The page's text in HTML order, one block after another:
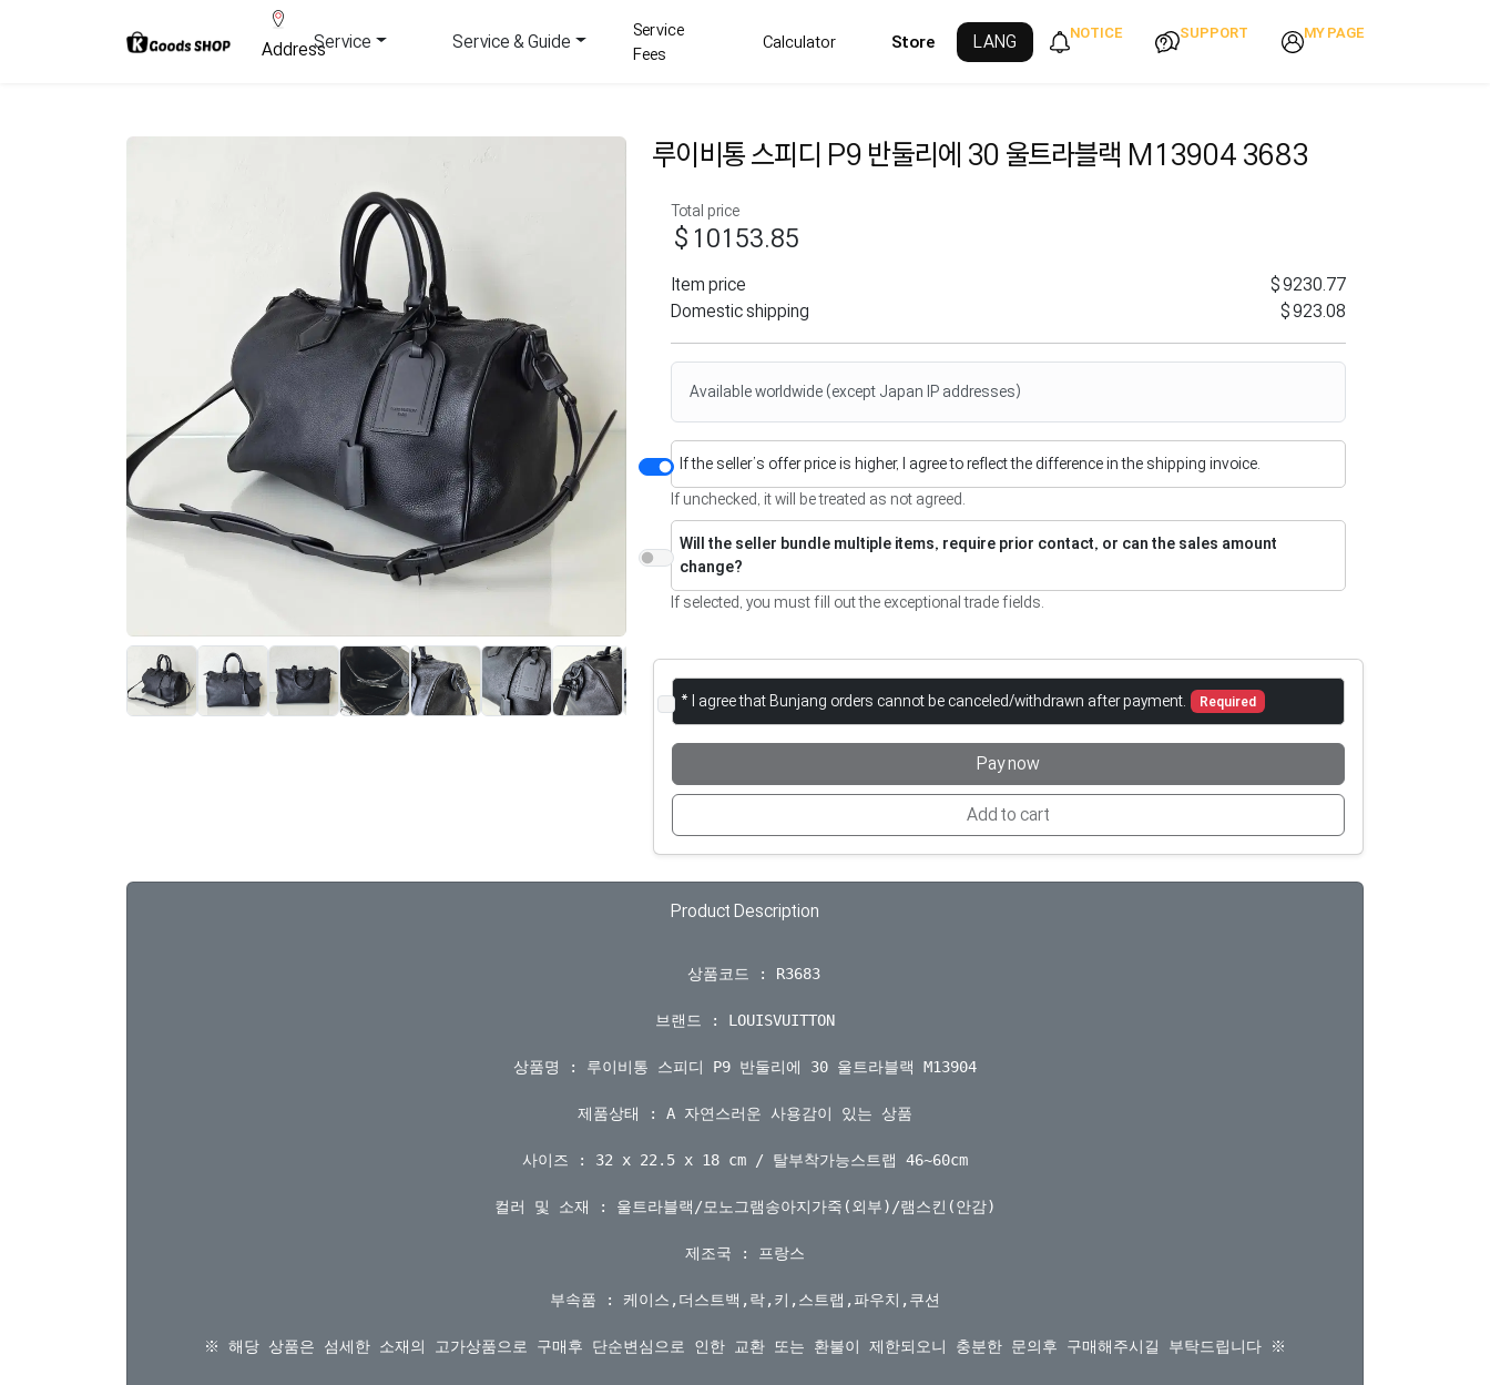
AddressService Service & Guide
Service
Fees
Calculator Store LANG NOTICE SUPPORT MY PAGE
루이비통 스피디 P9 반둘리에 30 울트라블랙 M13904 3683
Total price
$10153.85
Item price
$9230.77
Domestic shipping
$923.08
Available worldwide (except Japan IP addresses)
If the seller’s offer price is higher, I agree to reflect the difference in the shipping invoice.
If unchecked, it will be treated as not agreed.
Will the seller bundle multiple items, require prior contact, or can the sales amount
change?
If selected, you must fill out the exceptional trade fields.
* I agree that Bunjang orders cannot be canceled/withdrawn after payment. Required
Pay now
Add to cart
Product Description
  상품코드 : R3683
브랜드 : LOUISVUITTON
상품명 : 루이비통 스피디 P9 반둘리에 30 울트라블랙 M13904
제품상태 : A 자연스러운 사용감이 있는 상품
사이즈 : 32 x 22.5 x 18 cm / 탈부착가능스트랩 46~60cm
컬러 및 소재 : 울트라블랙/모노그램송아지가죽(외부)/램스킨(안감)
제조국 : 프랑스
부속품 : 케이스,더스트백,락,키,스트랩,파우치,쿠션
※ 해당 상품은 섬세한 소재의 고가상품으로 구매후 단순변심으로 인한 교환 또는 환불이 제한되오니 충분한 문의후 구매해주시길 부탁드립니다 ※